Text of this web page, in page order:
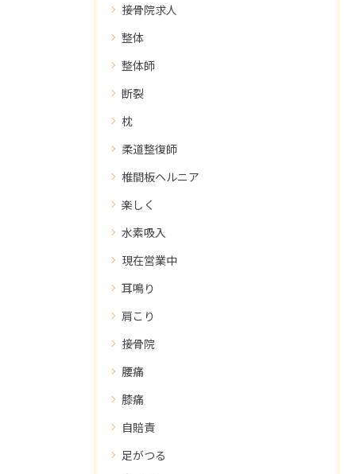
接骨院求人
整体
整体師
断裂
枕
柔道整復師
椎間板ヘルニア
楽しく
水素吸入
現在営業中
耳鳴り
肩こり
接骨院
腰痛
膝痛
自賠責
足がつる